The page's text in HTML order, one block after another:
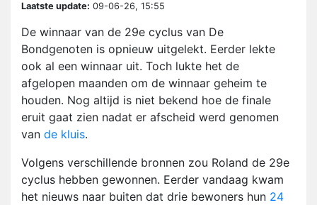
Laatste update: 09-06-26, 15:55
De winnaar van de 29e cyclus van De
Bondgenoten is opnieuw uitgelekt. Eerder lekte
ook al een winnaar uit. Toch lukte het de
afgelopen maanden om de winnaar geheim te
houden. Nog altijd is niet bekend hoe de finale
eruit gaat zien nadat er afscheid werd genomen
van de kluis.
Volgens verschillende bronnen zou Roland de 29e
cyclus hebben gewonnen. Eerder vandaag kwam
het nieuws naar buiten dat drie bewoners hun 24